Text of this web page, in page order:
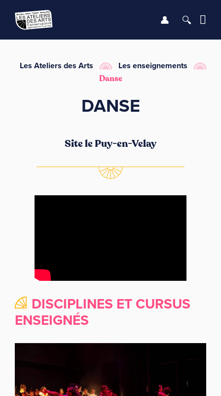
LE CONSERVATOIRE
Se
Les Ateliers des Arts Les enseignements
Danse
DANSE
Site le Puy-en-Velay
DISCIPLINES ET CURSUS
ENSEIGNÉS